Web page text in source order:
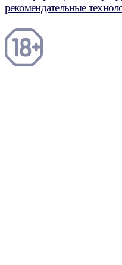
рекомендательные